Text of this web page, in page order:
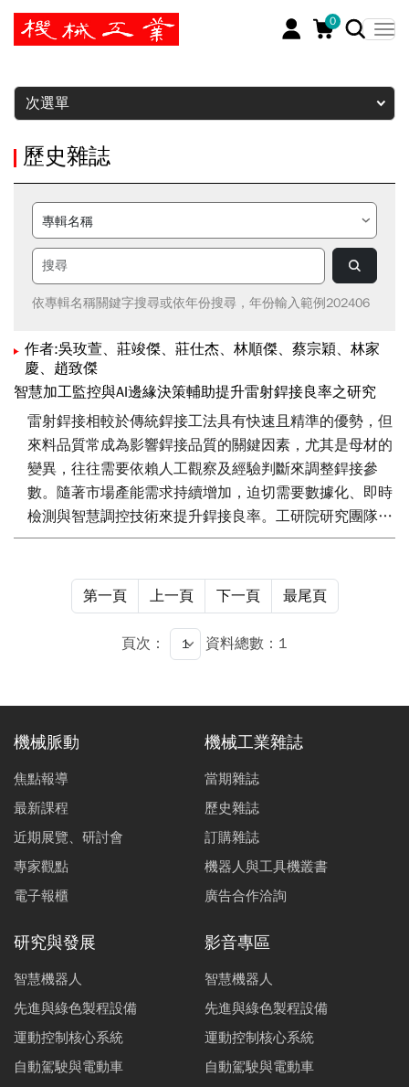
0
暫停
次選單
歷史雜誌
依專輯名稱關鍵字搜尋或依年份搜尋，年份輸入範例202406
作者:吳玫萱、莊竣傑、莊仕杰、林順傑、蔡宗穎、林家
慶、趙致傑
智慧加工監控與AI邊緣決策輔助提升雷射銲接良率之研究
雷射銲接相較於傳統銲接工法具有快速且精準的優勢，但
來料品質常成為影響銲接品質的關鍵因素，尤其是母材的
變異，往往需要依賴人工觀察及經驗判斷來調整銲接參
數。隨著市場產能需求持續增加，迫切需要數據化、即時
檢測與智慧調控技術來提升銲接良率。工研院研究團隊發
展了智慧加工監控與AI邊緣決策輔助系統，完成以光譜儀
的數據，建立輕量版銲中瑕疵檢測AI模型，可達到準確度
98% 的高穩定性即時檢測效能。此外，亦發展AI智慧加工
監控邊緣決策輔助示範系統，於AI模型檢測銲接品質異常
時，可基於專家法則提供銲接瑕疵的參數調整推薦，實現
第一頁 上一頁 下一頁 最尾頁
頁次： 資料總數：1
機械脈動
焦點報導
最新課程
近期展覽、研討會
專家觀點
電子報櫃
機械工業雜誌
當期雜誌
歷史雜誌
訂購雜誌
機器人與工具機叢書
廣告合作洽詢
研究與發展
智慧機器人
先進與綠色製程設備
運動控制核心系統
自動駕駛與電動車
影音專區
智慧機器人
先進與綠色製程設備
運動控制核心系統
自動駕駛與電動車